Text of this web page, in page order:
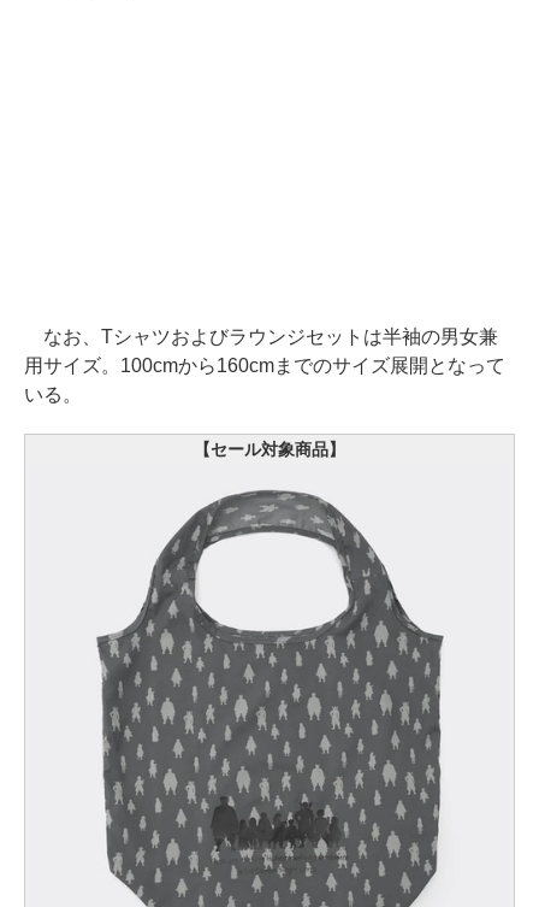
なお、Tシャツおよびラウンジセットは半袖の男女兼
用サイズ。100cmから160cmまでのサイズ展開となって
いる。
【セール対象商品】